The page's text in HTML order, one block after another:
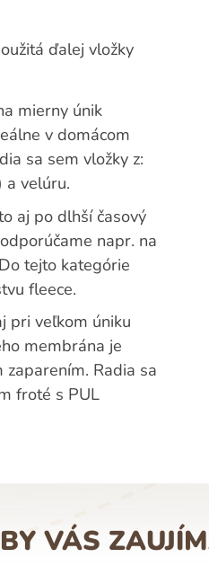
ďalej vložky
mierny únik
v domácom
sa sem vložky z:
a velúru.
aj po dlhší časový
napr. na
tejto kategórie
fleece.
pri veľkom úniku
membrána je
Radia sa
froté s PUL
VÁS